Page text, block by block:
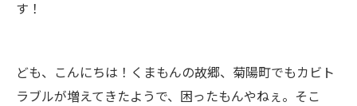
す！
ども、こんにちは！くまもんの故郷、菊陽町でもカビト
ラブルが増えてきたようで、困ったもんやねぇ。そこ